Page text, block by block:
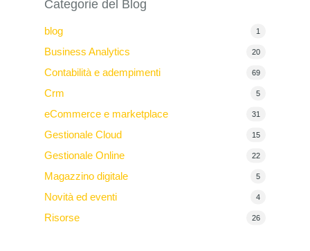
Categorie del Blog
blog 1
Business Analytics 20
Contabilità e adempimenti 69
Crm 5
eCommerce e marketplace 31
Gestionale Cloud 15
Gestionale Online 22
Magazzino digitale 5
Novità ed eventi 4
Risorse 26